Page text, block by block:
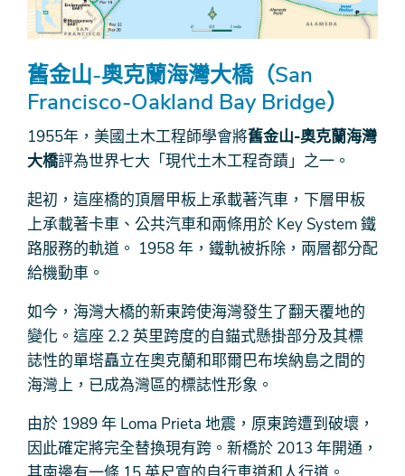
舊金山-奧克蘭海灣大橋（San
Francisco-Oakland Bay Bridge）
1955年，美國土木工程師學會將舊金山-奧克蘭海灣
大橋評為世界七大「現代土木工程奇蹟」之一。
起初，這座橋的頂層甲板上承載著汽車，下層甲板
上承載著卡車、公共汽車和兩條用於 Key System 鐵
路服務的軌道。 1958 年，鐵軌被拆除，兩層都分配
給機動車。
如今，海灣大橋的新東跨使海灣發生了翻天覆地的
變化。這座 2.2 英里跨度的自錨式懸掛部分及其標
誌性的單塔矗立在奧克蘭和耶爾巴布埃納島之間的
海灣上，已成為灣區的標誌性形象。
由於 1989 年 Loma Prieta 地震，原東跨遭到破壞，
因此確定將完全替換現有跨。新橋於 2013 年開通，